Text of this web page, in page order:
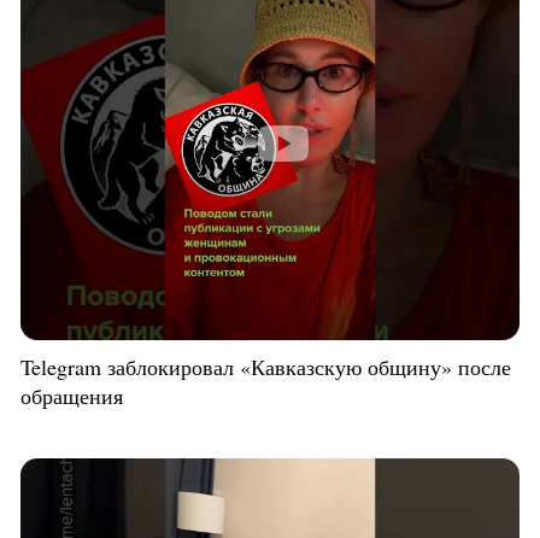
Telegram заблокировал «Кавказскую общину» после
обращения